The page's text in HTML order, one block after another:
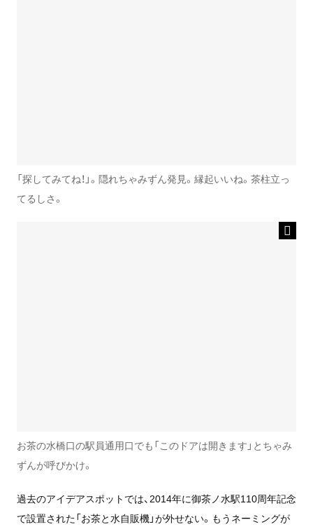
「探してみてね！」。隠れちゃみずん発見。縁起いいね。茶柱立っ
てるしさ。
お茶の水橋口の駅員通用口でも「このドアは開きます」とちゃみ
ずんが呼びかけ。
過去のアイデアスポットでは、2014年に御茶ノ水駅110周年記念
で設置された「お茶と水自販機」が外せない。もうネーミングが